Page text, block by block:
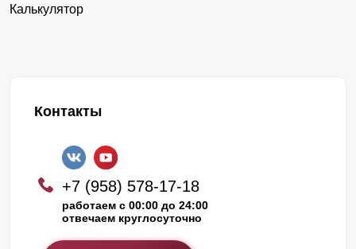
Калькулятор
Контакты
+7 (958) 578-17-18
работаем с 00:00 до 24:00
отвечаем круглосуточно